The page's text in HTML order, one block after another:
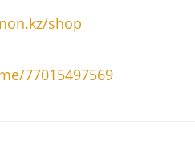
shop
77015497569